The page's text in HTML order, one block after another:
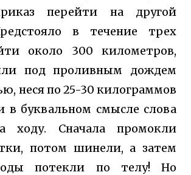
перейти на другой
в течение трех
около 300 километров,
под проливным дождем
неся по 25-30 килограммов
в буквальном смысле слова
ходу. Сначала промокли
потом шинели, а затем
потекли по телу! Но